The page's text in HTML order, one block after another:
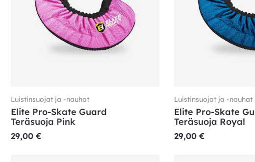
Luistinsuojat ja -nauhat
Elite Pro-Skate Guard
Teräsuoja Pink
29,00 €
Luistinsuojat ja -nauhat
Elite Pro-Skate
Teräsuoja Royal
29,00 €